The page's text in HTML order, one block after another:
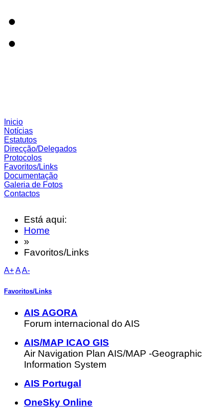
Inicio
Notícias
Estatutos
Direcção/Delegados
Protocolos
Favoritos/Links
Documentação
Galeria de Fotos
Contactos
Está aqui:
Home
»
Favoritos/Links
A+AA-
Favoritos/Links
AIS AGORA
Forum internacional do AIS
AIS/MAP ICAO GIS
Air Navigation Plan AIS/MAP -Geographic
Information System
AIS Portugal
OneSky Online